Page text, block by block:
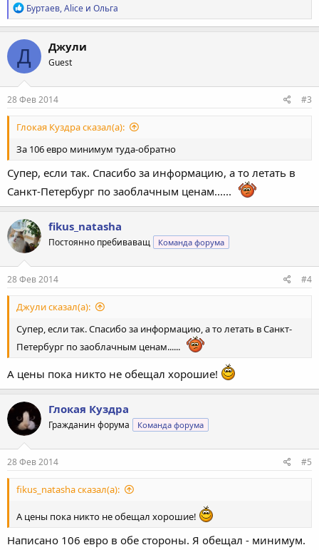
Р
е
а
к
ц
и
и
:
Буртаев,Alice и Ольга
Д Джули
Guest
28 Фев 2014 #3
Глокая Куздра сказал(а):
За 106 евро минимум туда-обратно
Супер, если так. Спасибо за информацию, а то летать в
Санкт-Петербург по заоблачным ценам......
fikus_natasha
Постоянно пребиваващ Команда форума
28 Фев 2014 #4
Джули сказал(а):
Супер, если так. Спасибо за информацию, а то летать в Санкт-
Петербург по заоблачным ценам......
А цены пока никто не обещал хорошие!
Глокая Куздра
Гражданин форума Команда форума
28 Фев 2014 #5
fikus_natasha сказал(а):
А цены пока никто не обещал хорошие!
Написано 106 евро в обе стороны. Я обещал - минимум.